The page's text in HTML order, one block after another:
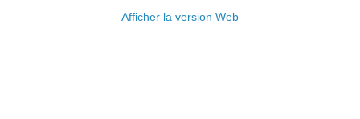
Afficher la version Web